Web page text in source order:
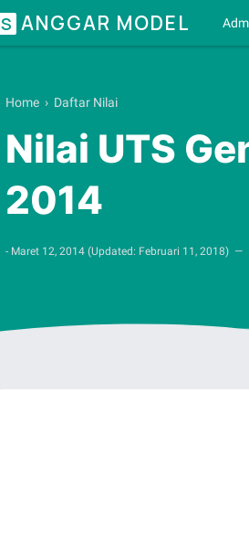
S ANGGAR MODEL
Home › Daftar Nilai
Nilai UTS
2014
- Maret 12, 2014 (Updated: Februari 11, 2018)